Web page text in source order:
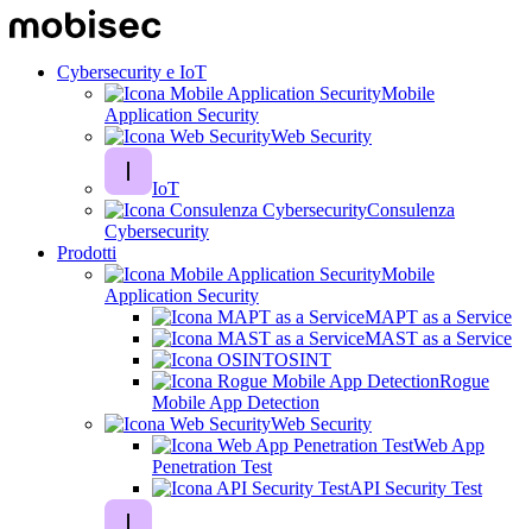
Cybersecurity e IoT
Mobile
Application Security
Web Security
IoT
Consulenza
Cybersecurity
Prodotti
Mobile
Application Security
MAPT as a Service
MAST as a Service
OSINT
Rogue
Mobile App Detection
Web Security
Web App
Penetration Test
API Security Test